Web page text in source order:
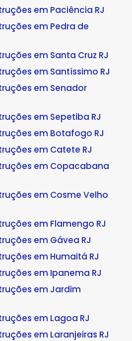
em Paciência RJ
em Pedra de
em Santa Cruz RJ
em Santíssimo RJ
em Senador
em Sepetiba RJ
em Botafogo RJ
em Catete RJ
em Copacabana
em Cosme Velho
em Flamengo RJ
em Gávea RJ
em Humaitá RJ
em Ipanema RJ
em Jardim
em Lagoa RJ
em Laranjeiras RJ